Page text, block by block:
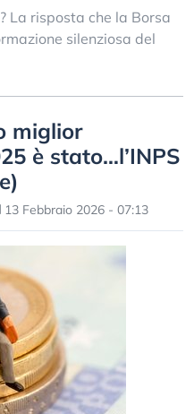
La risposta che la Borsa
silenziosa del
miglior
è stato…l’INPS
13 Febbraio 2026 - 07:13